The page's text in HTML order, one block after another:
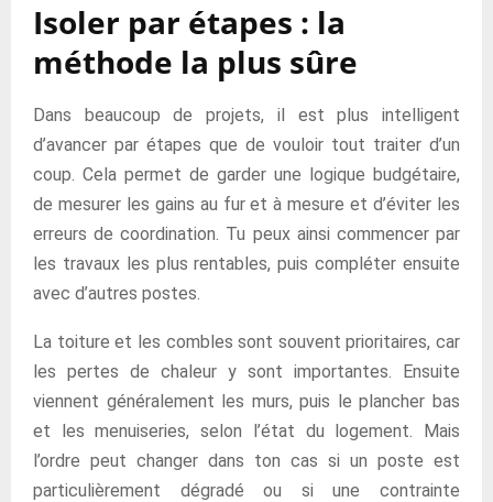
Isoler par étapes : la
méthode la plus sûre
Dans beaucoup de projets, il est plus intelligent
d’avancer par étapes que de vouloir tout traiter d’un
coup. Cela permet de garder une logique budgétaire,
de mesurer les gains au fur et à mesure et d’éviter les
erreurs de coordination. Tu peux ainsi commencer par
les travaux les plus rentables, puis compléter ensuite
avec d’autres postes.
La toiture et les combles sont souvent prioritaires, car
les pertes de chaleur y sont importantes. Ensuite
viennent généralement les murs, puis le plancher bas
et les menuiseries, selon l’état du logement. Mais
l’ordre peut changer dans ton cas si un poste est
particulièrement dégradé ou si une contrainte